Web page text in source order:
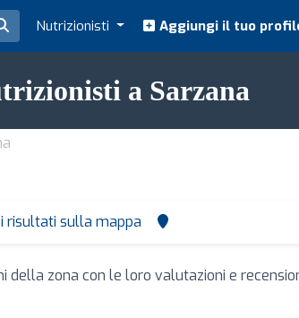
Nutrizionisti Aggiungi il tuo
a Sarzana
risultati sulla mappa
della zona con le loro valutazioni e